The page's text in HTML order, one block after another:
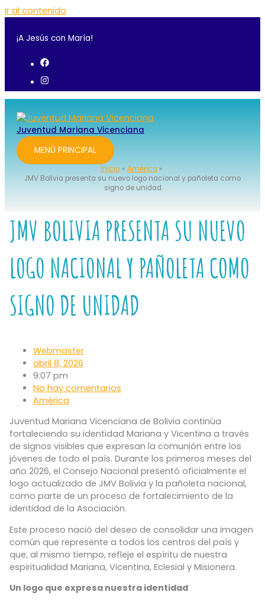
Ir al contenido
¡A Jesús con María!
Juventud Mariana Vicenciana
MENÚ PRINCIPAL
Inicio
América
JMV Bolivia presenta su nuevo logo nacional y pañoleta como
signo de unidad
JMV BOLIVIA PRESENTA SU NUEVO
LOGO NACIONAL Y PAÑOLETA COMO
SIGNO DE UNIDAD
Webmaster
abril 8, 2026
9:07 pm
No hay comentarios
América
Juventud Mariana Vicenciana de Bolivia continúa
fortaleciendo su identidad Mariana y Vicentina a través
de signos visibles que expresan la comunión entre los
jóvenes de todo el país. Durante los primeros meses del
año 2026, el Consejo Nacional presentó oficialmente el
logo actualizado de JMV Bolivia y la pañoleta nacional,
como parte de un proceso de fortalecimiento de la
identidad de la Asociación.
Este proceso nació del deseo de consolidar una imagen
común que represente a todos los centros del país y
que, al mismo tiempo, refleje el espíritu de nuestra
espiritualidad Mariana, Vicentina, Eclesial y Misionera.
Un logo que expresa nuestra identidad